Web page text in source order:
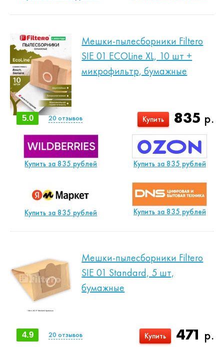
Мешки-пылесборники Filtero
SIE 01 ECOLine XL, 10 шт +
микрофильтр, бумажные
835 р.
Купить
5.0 20 отзывов
Купить за 835 рублей Купить за 835 рублей
Купить за 835 рублей Купить за 835 рублей
Мешки-пылесборники Filtero
SIE 01 Standard, 5 шт,
бумажные
471 р.
Купить
4.9 20 отзывов